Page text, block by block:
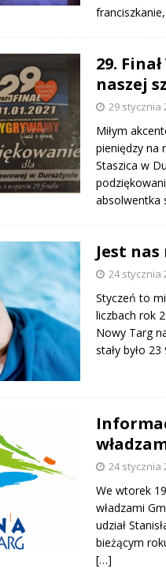
29.
naszej
29 stycznia
Miłym
pieniędzy na
Staszica w
absolwentka
Jest
24 stycznia
Styczeń to
liczbach rok
Nowy Targ
stały było
24 stycznia
We wtorek
władzami
udział
bieżącym
[…]